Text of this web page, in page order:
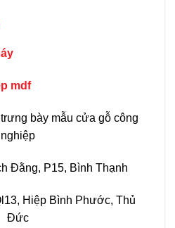
mdf
bày mẫu cửa gỗ công
nghiệp
Đằng, P15, Bình Thạnh
Hiệp Bình Phước, Thủ
Đức